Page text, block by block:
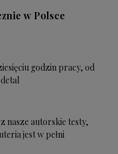
w Polsce
godzin pracy, od
nasze autorskie testy,
jest w pełni